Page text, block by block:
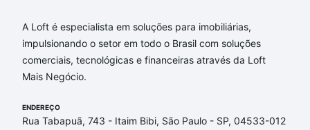
A Loft é especialista em soluções para imobiliárias,
impulsionando o setor em todo o Brasil com soluções
comerciais, tecnológicas e financeiras através da Loft
Mais Negócio.
ENDEREÇO
Rua Tabapuã, 743 - Itaim Bibi, São Paulo - SP, 04533-012